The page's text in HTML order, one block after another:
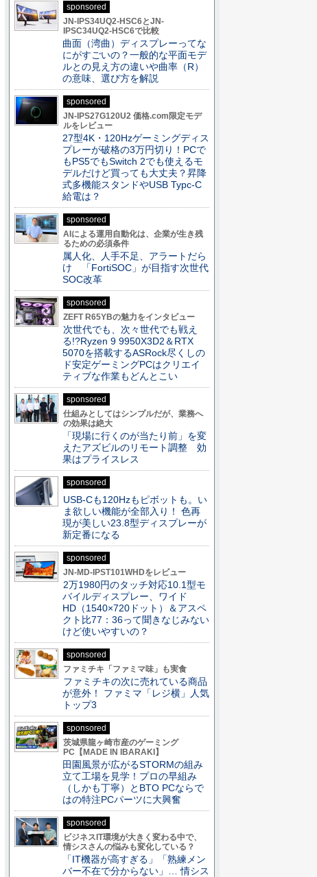
sponsored
JN-IPS34UQ2-HSC6とJN-
IPSC34UQ2-HSC6で比較
曲面（湾曲）ディスプレーってな
にがすごいの？一般的な平面モデ
ルとの見え方の違いや曲率（R）
の意味、選び方を解説
sponsored
JN-IPS27G120U2 価格.com限定モデ
ルをレビュー
27型4K・120Hzゲーミングディス
プレーが破格の3万円切り！PCで
もPS5でもSwitch 2でも使えるモ
デルだけど買っても大丈夫？昇降
式多機能スタンドやUSB Typc-C
給電は？
sponsored
AIによる運用自動化は、企業が生き残
るための必須条件
属人化、人手不足、アラートだら
け 「FortiSOC」が目指す次世代
SOC改革
sponsored
ZEFT R65YBの魅力をインタビュー
次世代でも、次々世代でも戦え
る!?Ryzen 9 9950X3D2＆RTX
5070を搭載するASRock尽くしの
ド安定ゲーミングPCはクリエイ
ティブな作業もどんとこい
sponsored
仕組みとしてはシンプルだが、業務へ
の効果は絶大
「現場に行くのが当たり前」を変
えたアズビルのリモート調整 効
果はプライスレス
sponsored
USB-Cも120Hzもピボットも。い
ま欲しい機能が全部入り！ 色再
現が美しい23.8型ディスプレーが
新定番になる
sponsored
JN-MD-IPST101WHDをレビュー
2万1980円のタッチ対応10.1型モ
バイルディスプレー、ワイド
HD（1540×720ドット）＆アスペ
クト比77：36って聞きなじみない
けど使いやすいの？
sponsored
ファミチキ「ファミマ味」も実食
ファミチキの次に売れている商品
が意外！ ファミマ「レジ横」人気
トップ3
sponsored
茨城県龍ヶ崎市産のゲーミング
PC【MADE IN IBARAKI】
田園風景が広がるSTORMの組み
立て工場を見学！プロの早組み
（しかも丁寧）とBTO PCならで
はの特注PCパーツに大興奮
sponsored
ビジネスIT環境が大きく変わる中で、
情シスさんの悩みも変化している？
「IT機器が高すぎる」「熟練メン
バー不在で分からない」… 情シス